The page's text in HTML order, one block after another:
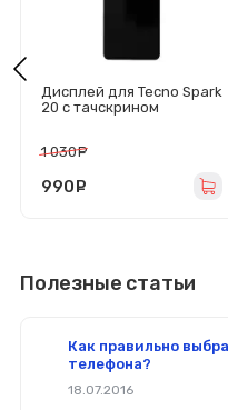
Дисплей для Tecno Spark
20 с тачскрином
1 030
990
Полезные статьи
Как правильно
телефона?
18.07.2016